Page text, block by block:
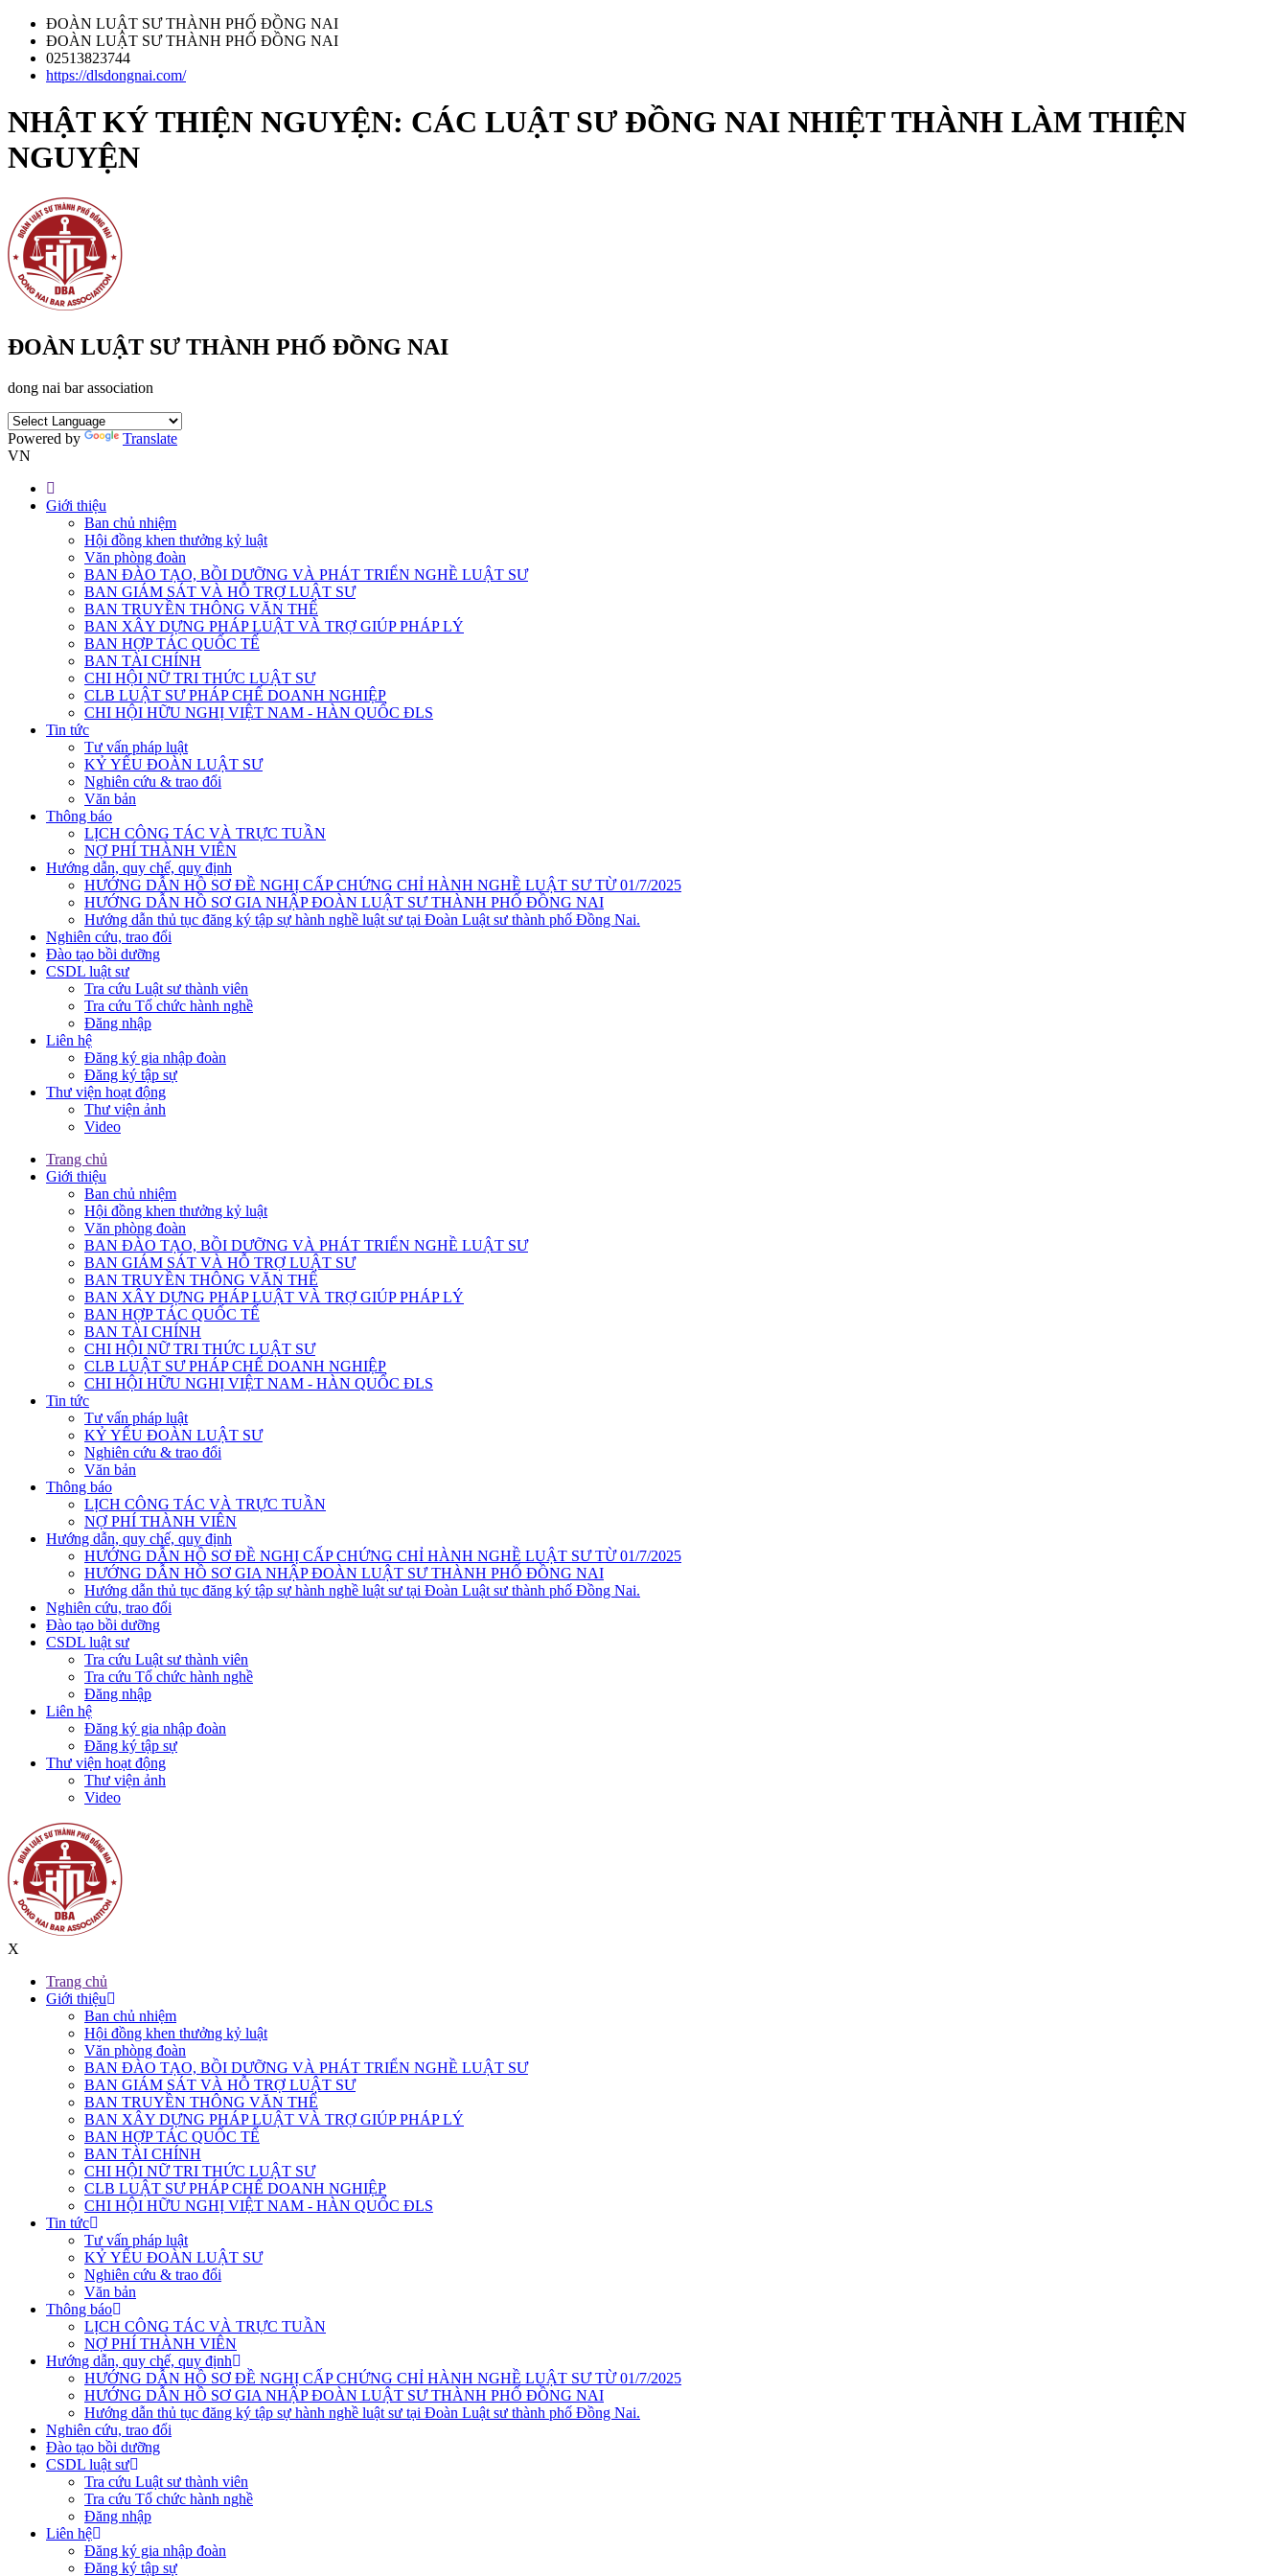
ĐOÀN LUẬT SƯ THÀNH PHỐ ĐỒNG NAI
ĐOÀN LUẬT SƯ THÀNH PHỐ ĐỒNG NAI
02513823744
https://dlsdongnai.com/
NHẬT KÝ THIỆN NGUYỆN: CÁC LUẬT SƯ ĐỒNG NAI NHIỆT THÀNH LÀM THIỆN
NGUYỆN
ĐOÀN LUẬT SƯ THÀNH PHỐ ĐỒNG NAI
dong nai bar association
Powered by
Translate
VN
Giới thiệu
Ban chủ nhiệm
Hội đồng khen thưởng kỷ luật
Văn phòng đoàn
BAN ĐÀO TẠO, BỒI DƯỠNG VÀ PHÁT TRIỂN NGHỀ LUẬT SƯ
BAN GIÁM SÁT VÀ HỖ TRỢ LUẬT SƯ
BAN TRUYỀN THÔNG VĂN THỂ
BAN XÂY DỰNG PHÁP LUẬT VÀ TRỢ GIÚP PHÁP LÝ
BAN HỢP TÁC QUỐC TẾ
BAN TÀI CHÍNH
CHI HỘI NỮ TRI THỨC LUẬT SƯ
CLB LUẬT SƯ PHÁP CHẾ DOANH NGHIỆP
CHI HỘI HỮU NGHỊ VIỆT NAM - HÀN QUỐC ĐLS
Tin tức
Tư vấn pháp luật
KỶ YẾU ĐOÀN LUẬT SƯ
Nghiên cứu & trao đổi
Văn bản
Thông báo
LỊCH CÔNG TÁC VÀ TRỰC TUẦN
NỢ PHÍ THÀNH VIÊN
Hướng dẫn, quy chế, quy định
HƯỚNG DẪN HỒ SƠ ĐỀ NGHỊ CẤP CHỨNG CHỈ HÀNH NGHỀ LUẬT SƯ TỪ 01/7/2025
HƯỚNG DẪN HỒ SƠ GIA NHẬP ĐOÀN LUẬT SƯ THÀNH PHỐ ĐỒNG NAI
Hướng dẫn thủ tục đăng ký tập sự hành nghề luật sư tại Đoàn Luật sư thành phố Đồng Nai.
Nghiên cứu, trao đổi
Đào tạo bồi dưỡng
CSDL luật sư
Tra cứu Luật sư thành viên
Tra cứu Tổ chức hành nghề
Đăng nhập
Liên hệ
Đăng ký gia nhập đoàn
Đăng ký tập sự
Thư viện hoạt động
Thư viện ảnh
Video
Trang chủ
Giới thiệu
Ban chủ nhiệm
Hội đồng khen thưởng kỷ luật
Văn phòng đoàn
BAN ĐÀO TẠO, BỒI DƯỠNG VÀ PHÁT TRIỂN NGHỀ LUẬT SƯ
BAN GIÁM SÁT VÀ HỖ TRỢ LUẬT SƯ
BAN TRUYỀN THÔNG VĂN THỂ
BAN XÂY DỰNG PHÁP LUẬT VÀ TRỢ GIÚP PHÁP LÝ
BAN HỢP TÁC QUỐC TẾ
BAN TÀI CHÍNH
CHI HỘI NỮ TRI THỨC LUẬT SƯ
CLB LUẬT SƯ PHÁP CHẾ DOANH NGHIỆP
CHI HỘI HỮU NGHỊ VIỆT NAM - HÀN QUỐC ĐLS
Tin tức
Tư vấn pháp luật
KỶ YẾU ĐOÀN LUẬT SƯ
Nghiên cứu & trao đổi
Văn bản
Thông báo
LỊCH CÔNG TÁC VÀ TRỰC TUẦN
NỢ PHÍ THÀNH VIÊN
Hướng dẫn, quy chế, quy định
HƯỚNG DẪN HỒ SƠ ĐỀ NGHỊ CẤP CHỨNG CHỈ HÀNH NGHỀ LUẬT SƯ TỪ 01/7/2025
HƯỚNG DẪN HỒ SƠ GIA NHẬP ĐOÀN LUẬT SƯ THÀNH PHỐ ĐỒNG NAI
Hướng dẫn thủ tục đăng ký tập sự hành nghề luật sư tại Đoàn Luật sư thành phố Đồng Nai.
Nghiên cứu, trao đổi
Đào tạo bồi dưỡng
CSDL luật sư
Tra cứu Luật sư thành viên
Tra cứu Tổ chức hành nghề
Đăng nhập
Liên hệ
Đăng ký gia nhập đoàn
Đăng ký tập sự
Thư viện hoạt động
Thư viện ảnh
Video
X
Trang chủ
Giới thiệu
Ban chủ nhiệm
Hội đồng khen thưởng kỷ luật
Văn phòng đoàn
BAN ĐÀO TẠO, BỒI DƯỠNG VÀ PHÁT TRIỂN NGHỀ LUẬT SƯ
BAN GIÁM SÁT VÀ HỖ TRỢ LUẬT SƯ
BAN TRUYỀN THÔNG VĂN THỂ
BAN XÂY DỰNG PHÁP LUẬT VÀ TRỢ GIÚP PHÁP LÝ
BAN HỢP TÁC QUỐC TẾ
BAN TÀI CHÍNH
CHI HỘI NỮ TRI THỨC LUẬT SƯ
CLB LUẬT SƯ PHÁP CHẾ DOANH NGHIỆP
CHI HỘI HỮU NGHỊ VIỆT NAM - HÀN QUỐC ĐLS
Tin tức
Tư vấn pháp luật
KỶ YẾU ĐOÀN LUẬT SƯ
Nghiên cứu & trao đổi
Văn bản
Thông báo
LỊCH CÔNG TÁC VÀ TRỰC TUẦN
NỢ PHÍ THÀNH VIÊN
Hướng dẫn, quy chế, quy định
HƯỚNG DẪN HỒ SƠ ĐỀ NGHỊ CẤP CHỨNG CHỈ HÀNH NGHỀ LUẬT SƯ TỪ 01/7/2025
HƯỚNG DẪN HỒ SƠ GIA NHẬP ĐOÀN LUẬT SƯ THÀNH PHỐ ĐỒNG NAI
Hướng dẫn thủ tục đăng ký tập sự hành nghề luật sư tại Đoàn Luật sư thành phố Đồng Nai.
Nghiên cứu, trao đổi
Đào tạo bồi dưỡng
CSDL luật sư
Tra cứu Luật sư thành viên
Tra cứu Tổ chức hành nghề
Đăng nhập
Liên hệ
Đăng ký gia nhập đoàn
Đăng ký tập sự